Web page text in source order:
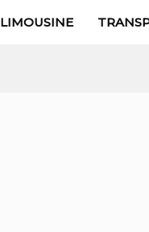
LIMOUSINE